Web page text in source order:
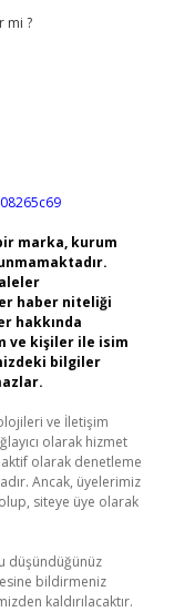
mi ?
marka, kurum
haber niteliği
hakkında
ve kişiler ile isim
bilgiler
ve İletişim
olarak hizmet
olarak denetleme
Ancak, üyelerimiz
siteye üye olarak
düşündüğünüz
bildirmeniz
kaldırılacaktır.